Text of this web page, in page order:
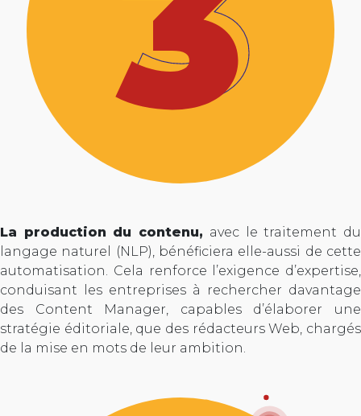
La production du contenu, avec le traitement du
langage naturel (NLP), bénéficiera elle-aussi de cette
automatisation. Cela renforce l’exigence d’expertise,
conduisant les entreprises à rechercher davantage
des Content Manager, capables d’élaborer une
stratégie éditoriale, que des rédacteurs Web, chargés
de la mise en mots de leur ambition.